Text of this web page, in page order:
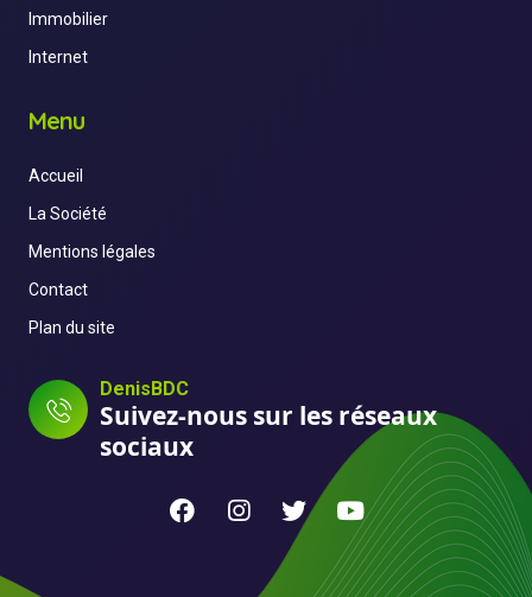
Immobilier
Internet
Menu
Accueil
La Société
Mentions légales
Contact
Plan du site
DenisBDC
Suivez-nous sur les réseaux
sociaux